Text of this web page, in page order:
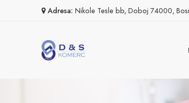
Adresa: Nikole Tesle bb, Doboj 74000,